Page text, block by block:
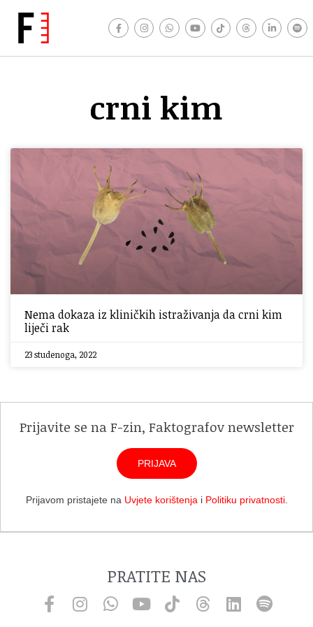
crni kim
Nema dokaza iz kliničkih istraživanja da crni kim
liječi rak
23 studenoga, 2022
Prijavite se na F-zin, Faktografov newsletter
PRIJAVA
Prijavom pristajete na Uvjete korištenja i Politiku privatnosti.
PRATITE NAS